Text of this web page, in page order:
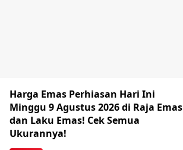
Harga Emas Perhiasan Hari Ini
Minggu 9 Agustus 2026 di Raja Emas
dan Laku Emas! Cek Semua
Ukurannya!